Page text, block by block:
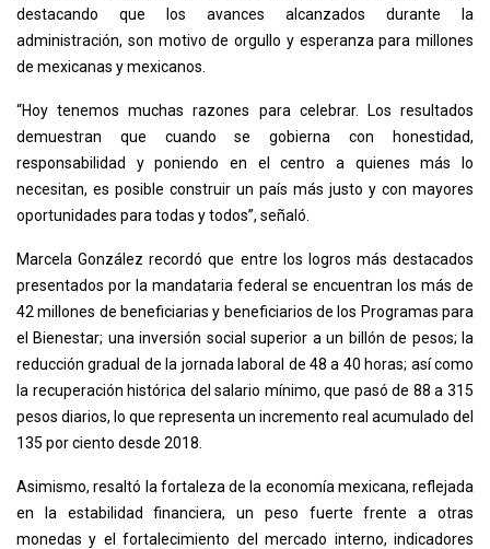
destacando que los avances alcanzados durante la
administración, son motivo de orgullo y esperanza para millones
de mexicanas y mexicanos.
“Hoy tenemos muchas razones para celebrar. Los resultados
demuestran que cuando se gobierna con honestidad,
responsabilidad y poniendo en el centro a quienes más lo
necesitan, es posible construir un país más justo y con mayores
oportunidades para todas y todos”, señaló.
Marcela González recordó que entre los logros más destacados
presentados por la mandataria federal se encuentran los más de
42 millones de beneficiarias y beneficiarios de los Programas para
el Bienestar; una inversión social superior a un billón de pesos; la
reducción gradual de la jornada laboral de 48 a 40 horas; así como
la recuperación histórica del salario mínimo, que pasó de 88 a 315
pesos diarios, lo que representa un incremento real acumulado del
135 por ciento desde 2018.
Asimismo, resaltó la fortaleza de la economía mexicana, reflejada
en la estabilidad financiera, un peso fuerte frente a otras
monedas y el fortalecimiento del mercado interno, indicadores